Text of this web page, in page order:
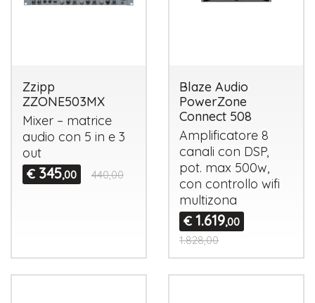
Zzipp
ZZONE503MX
Mixer – matrice
audio con 5 in e 3
out
€ 345,00 440,00
Blaze Audio
PowerZone
Connect 508
Amplificatore 8
canali con DSP,
pot. max 500w,
con controllo wifi
multizona
€ 1.619,00
1.828,00